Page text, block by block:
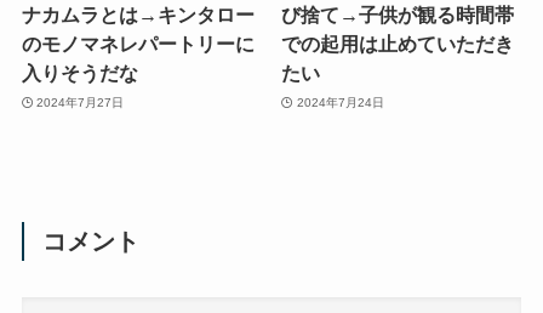
ナカムラとは→キンタロー
のモノマネレパートリーに
入りそうだな
2024年7月27日
び捨て→子供が観る時間帯
での起用は止めていただき
たい
2024年7月24日
コメント